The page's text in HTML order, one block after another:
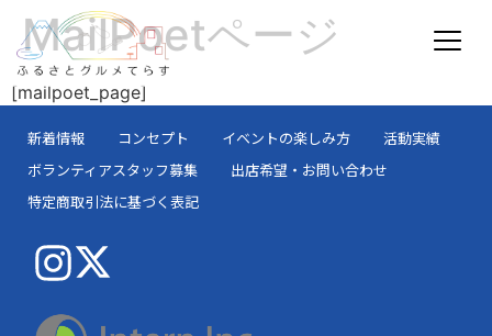
MailPoetページ
[mailpoet_page]
新着情報 コンセプト イベントの楽しみ方
活動実績
ボランティアスタッフ募集
出店希望・お問い合わせ
特定商取引法に基づく表記